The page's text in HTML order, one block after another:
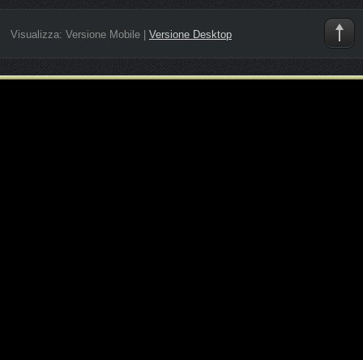
Visualizza: Versione Mobile| Versione Desktop